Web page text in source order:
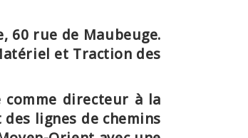
60 rue de Maubeuge.
et Traction des
directeur à la
lignes de chemins